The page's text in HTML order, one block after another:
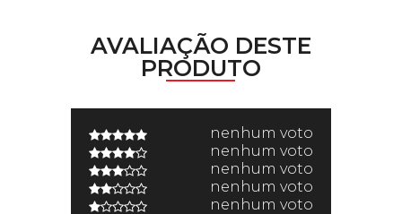
AVALIAÇÃO DESTE
PRODUTO
nenhum voto
nenhum voto
nenhum voto
nenhum voto
nenhum voto